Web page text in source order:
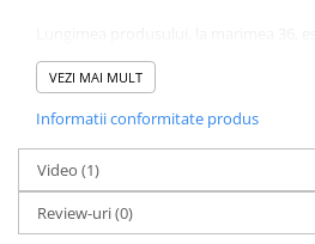
46 este 99 cm.
VEZI MAI MULT
Informatii conformitate produs
Video (1)
Review-uri(0)